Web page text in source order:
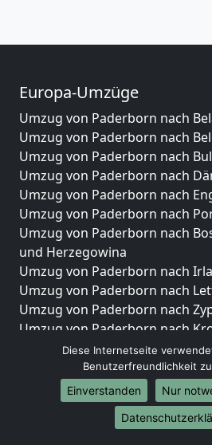
Europa-Umzüge
Umzug von Paderborn nach
Umzug von Paderborn nach
Umzug von Paderborn nach
Umzug von Paderborn nach
Umzug von Paderborn nach
Umzug von Paderborn nach
Umzug von Paderborn nach
und Herzegowina
Umzug von Paderborn nach
Umzug von Paderborn nach
Umzug von Paderborn nach
Umzug von Paderborn nach
Umzug von Paderborn nach
Umzug von Paderborn nach
Umzug von Paderborn nach
Umzug von Paderborn nach
Umzug von Paderborn nach
Diese Internetseite
Benutzerfreundlichkeit
Einverstanden
Nur